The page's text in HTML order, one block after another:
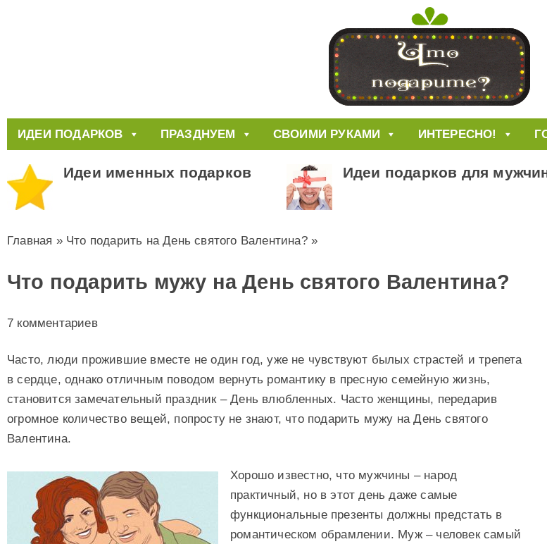
ИДЕИ ПОДАРКОВ ПРАЗДНУЕМ СВОИМИ РУКАМИ ИНТЕРЕСНО!
Идеи именных подарков Идеи подарков для
Главная » Что подарить на День святого Валентина? »
Что подарить мужу на День святого Валентина?
7 комментариев
Часто, люди прожившие вместе не один год, уже не чувствуют былых страстей и трепета
в сердце, однако отличным поводом вернуть романтику в пресную семейную жизнь,
становится замечательный праздник – День влюбленных. Часто женщины, передарив
огромное количество вещей, попросту не знают, что подарить мужу на День святого
Валентина.
Хорошо известно, что мужчины – народ
практичный, но в этот день даже самые
функциональные презенты должны предстать в
романтическом обрамлении. Муж – человек самый